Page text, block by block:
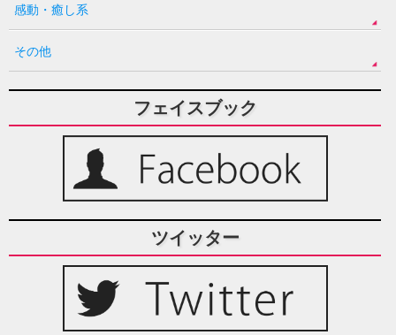
感動・癒し系
その他
フェイスブック
ツイッター